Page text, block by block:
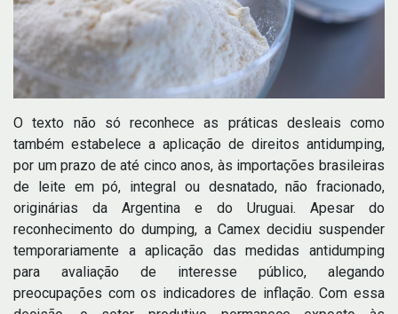
O texto não só reconhece as práticas desleais como
também estabelece a aplicação de direitos antidumping,
por um prazo de até cinco anos, às importações brasileiras
de leite em pó, integral ou desnatado, não fracionado,
originárias da Argentina e do Uruguai. Apesar do
reconhecimento do dumping, a Camex decidiu suspender
temporariamente a aplicação das medidas antidumping
para avaliação de interesse público, alegando
preocupações com os indicadores de inflação. Com essa